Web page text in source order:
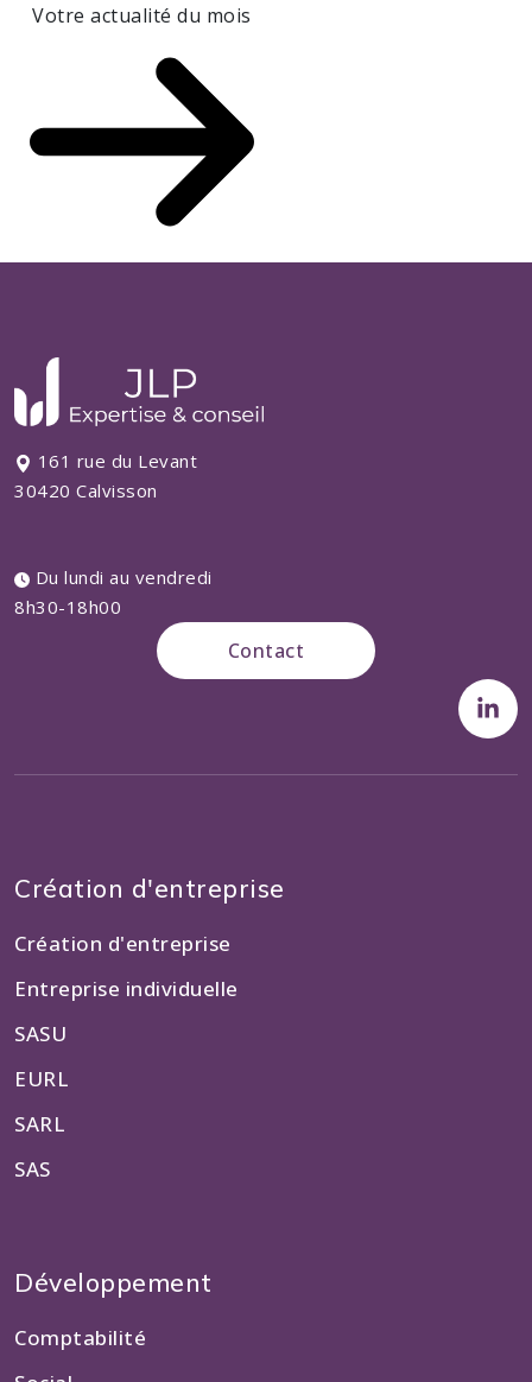
Votre actualité du mois
161 rue du Levant
30420 Calvisson
Du lundi au vendredi
8h30-18h00
Contact
Création d'entreprise
Création d'entreprise
Entreprise individuelle
SASU
EURL
SARL
SAS
Développement
Comptabilité